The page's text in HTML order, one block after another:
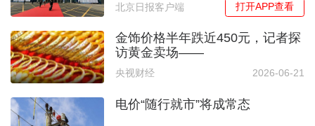
北京日报客户端 打开APP查看
金饰价格半年跌近450元，记者探
访黄金卖场——
央视财经 2026-06-21
电价“随行就市”将成常态